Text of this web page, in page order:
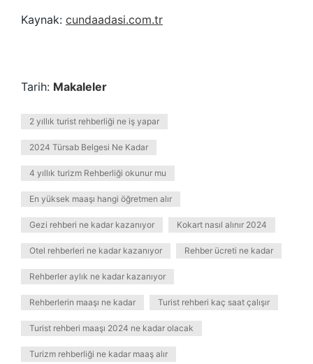
Kaynak: cundaadasi.com.tr
Tarih: Makaleler
2 yıllık turist rehberliği ne iş yapar
2024 Türsab Belgesi Ne Kadar
4 yıllık turizm Rehberliği okunur mu
En yüksek maaşı hangi öğretmen alır
Gezi rehberi ne kadar kazanıyor Kokart nasıl alınır 2024
Otel rehberleri ne kadar kazanıyor Rehber ücreti ne kadar
Rehberler aylık ne kadar kazanıyor
Rehberlerin maaşı ne kadar Turist rehberi kaç saat çalışır
Turist rehberi maaşı 2024 ne kadar olacak
Turizm rehberliği ne kadar maaş alır